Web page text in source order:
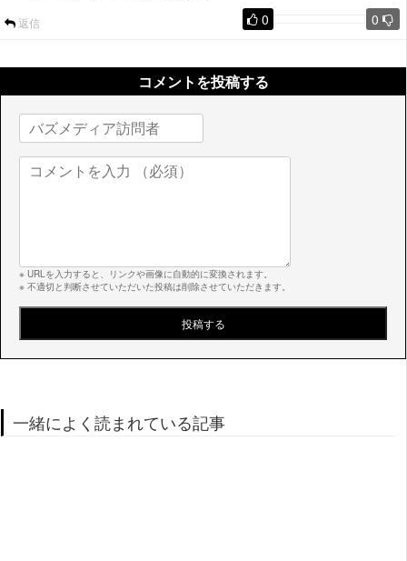
0 0
返信
コメントを投稿する
※ URLを入力すると、リンクや画像に自動的に変換されます。
※ 不適切と判断させていただいた投稿は削除させていただきます。
一緒によく読まれている記事